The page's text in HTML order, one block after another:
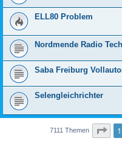
ELL80 Problem
Nordmende Radio
Saba Freiburg
Selengleichrichter
7111 Themen Seite
1